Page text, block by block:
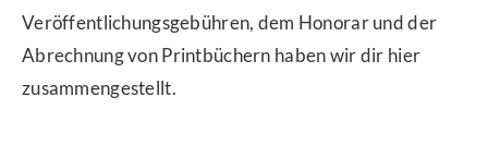
Veröffentlichungsgebühren, dem Honorar und der
Abrechnung von Printbüchern haben wir dir hier
zusammengestellt.